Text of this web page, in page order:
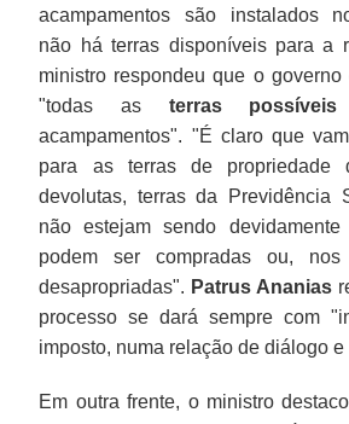
acampamentos são instalados
não há terras disponíveis para a
ministro respondeu que o governo
"todas as terras possíveis
acampamentos". "É claro que
para as terras de propriedade
devolutas, terras da Previdência
não estejam sendo
podem ser compradas ou,
desapropriadas". Patrus Ananias
processo se dará sempre com
imposto, numa relação de diálogo
Em outra frente, o ministro